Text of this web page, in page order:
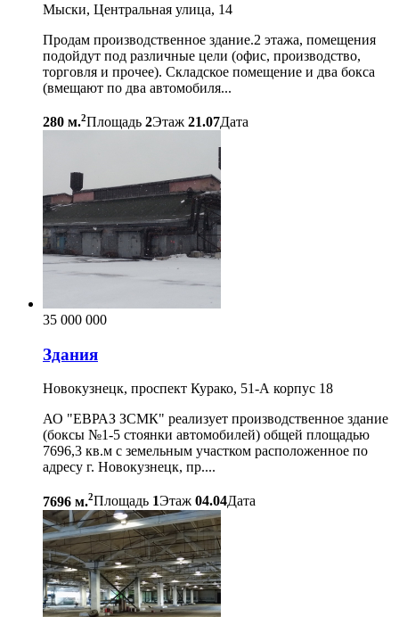
Мыски, Центральная улица, 14
Продам производственное здание.2 этажа, помещения
подойдут под различные цели (офис, производство,
торговля и прочее). Складское помещение и два бокса
(вмещают по два автомобиля...
280 м.2Площадь 2Этаж 21.07Дата
35 000 000
Здания
Новокузнецк, проспект Курако, 51-А корпус 18
АО "ЕВРАЗ ЗСМК" реализует производственное здание
(боксы №1-5 стоянки автомобилей) общей площадью
7696,3 кв.м с земельным участком расположенное по
адресу г. Новокузнецк, пр....
7696 м.2Площадь 1Этаж 04.04Дата